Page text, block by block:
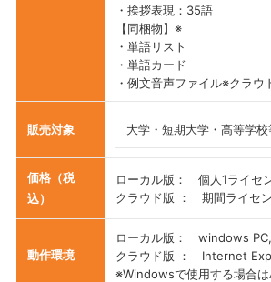
・挨拶表現：35語
【同梱物】※
・単語リスト
・単語カード
・例文音声ファイル※クラ
販売対象 大学・短期大学・高等学
価格（税
込）
ローカル版： 個人1ライセ
クラウド版 ： 期間ライセ
動作環境
ローカル版： windows
クラウド版 ： Internet
※Windowsで使用する場合